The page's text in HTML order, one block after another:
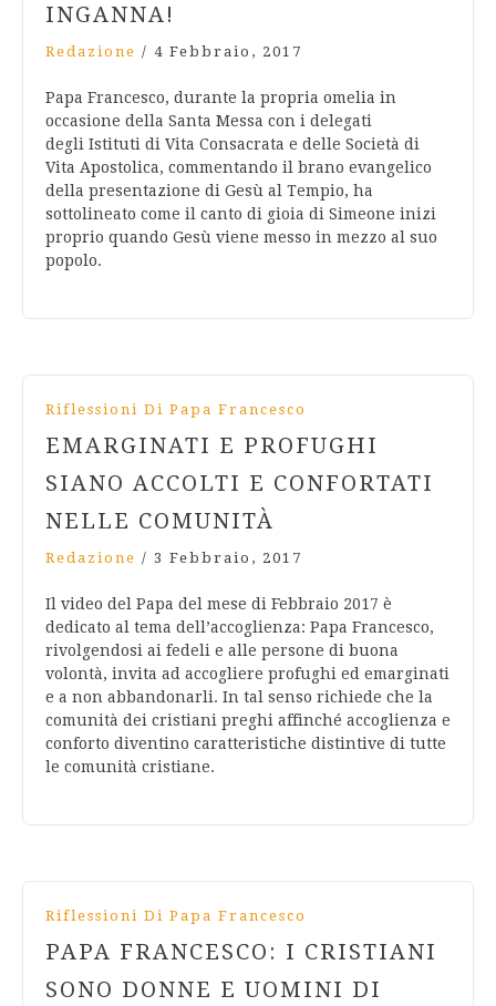
INGANNA!
Redazione / 4 Febbraio, 2017
Papa Francesco, durante la propria omelia in
occasione della Santa Messa con i delegati
degli Istituti di Vita Consacrata e delle Società di
Vita Apostolica, commentando il brano evangelico
della presentazione di Gesù al Tempio, ha
sottolineato come il canto di gioia di Simeone inizi
proprio quando Gesù viene messo in mezzo al suo
popolo.
Riflessioni Di Papa Francesco
EMARGINATI E PROFUGHI
SIANO ACCOLTI E CONFORTATI
NELLE COMUNITÀ
Redazione / 3 Febbraio, 2017
Il video del Papa del mese di Febbraio 2017 è
dedicato al tema dell’accoglienza: Papa Francesco,
rivolgendosi ai fedeli e alle persone di buona
volontà, invita ad accogliere profughi ed emarginati
e a non abbandonarli. In tal senso richiede che la
comunità dei cristiani preghi affinché accoglienza e
conforto diventino caratteristiche distintive di tutte
le comunità cristiane.
Riflessioni Di Papa Francesco
PAPA FRANCESCO: I CRISTIANI
SONO DONNE E UOMINI DI